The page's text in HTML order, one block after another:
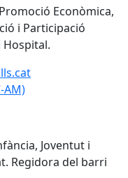
Econòmica,
i Participació
Hospital.
AM)
AM)
Joventut i
Regidora del barri